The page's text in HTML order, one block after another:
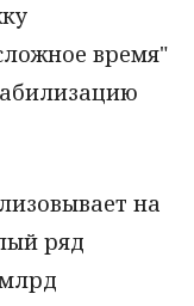
время"
на
ряд